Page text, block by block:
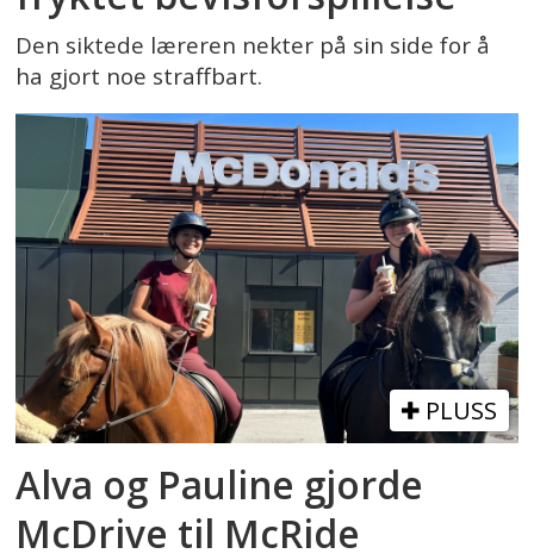
Den siktede læreren nekter på sin side for å
ha gjort noe straffbart.
PLUSS
Alva og Pauline gjorde
McDrive til McRide